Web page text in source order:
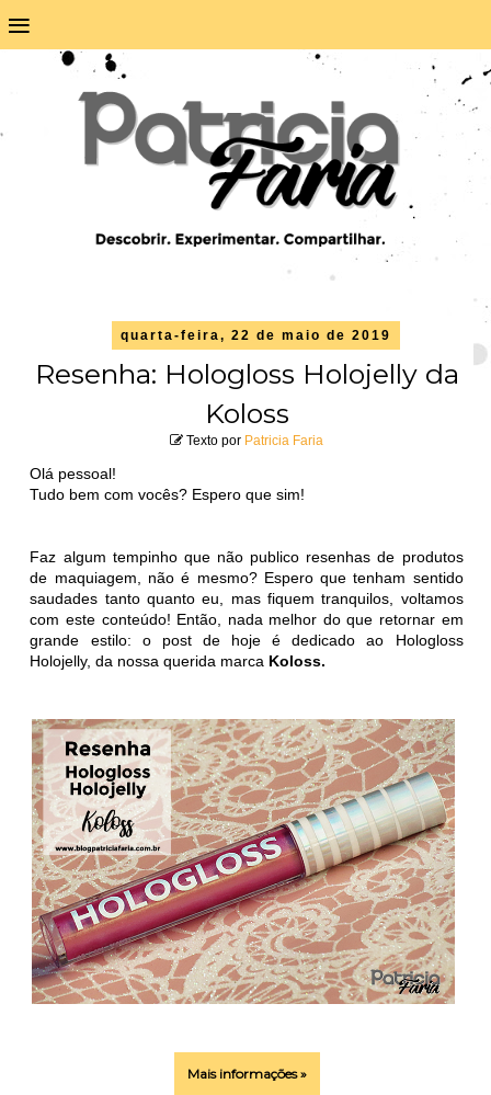
≡
quarta-feira, 22 de maio de 2019
Resenha: Hologloss Holojelly da
Koloss
Texto por Patricia Faria
Olá pessoal!
Tudo bem com vocês? Espero que sim!
Faz algum tempinho que não publico resenhas de produtos
de maquiagem, não é mesmo? Espero que tenham sentido
saudades tanto quanto eu, mas fiquem tranquilos, voltamos
com este conteúdo! Então, nada melhor do que retornar em
grande estilo: o post de hoje é dedicado ao Hologloss
Holojelly, da nossa querida marca Koloss.
Mais informações »